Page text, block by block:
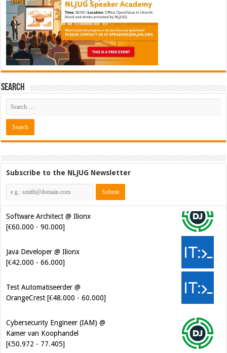
Search
Subscribe to the NLJUG Newsletter
Java Developer @ Ilionx
[€42.000 - 66.000]
Test Automatiseerder @
OrangeCrest [€48.000 - 60.000]
Cybersecurity Engineer (IAM) @
Kamer van Koophandel
Cybersecurity CIAM Engineer @
Kamer van Koophandel